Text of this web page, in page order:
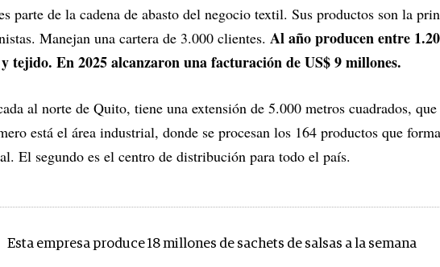
parte de la cadena de abasto del negocio textil. Sus productos son la
Manejan una cartera de 3.000 clientes. Al año producen entre
tejido. En 2025 alcanzaron una facturación de US$ 9 millones.
al norte de Quito, tiene una extensión de 5.000 metros cuadrados,
está el área industrial, donde se procesan los 164 productos que
El segundo es el centro de distribución para todo el país.
Esta empresa produce 18 millones de sachets de salsas a la semana